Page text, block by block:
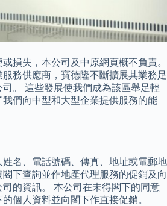
損失，本公司及中原網頁概不負責。
務供應商，寶德隆不斷擴展其業務足
。 這些發展使我們成為該區舉足輕
們向中型和大型企業提供服務的能
名、電話號碼、傳真、地址或電郵地
下查詢並作地產代理服務的促銷及向
的資訊。 本公司在未得閣下的同意
個人資料並向閣下作直接促銷。